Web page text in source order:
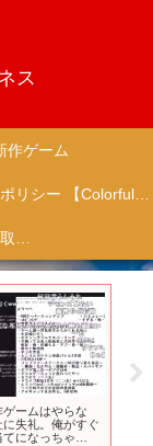
ス
作ゲーム
プライバシーポリシー 【Colorful Creation】
特定商取引法に基づく表記（商取引に関する開示）
ームはやらな
失礼。俺がすぐ
になっちゃ